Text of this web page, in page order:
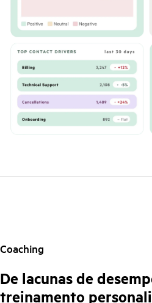
Coaching
De lacunas de
treinamento